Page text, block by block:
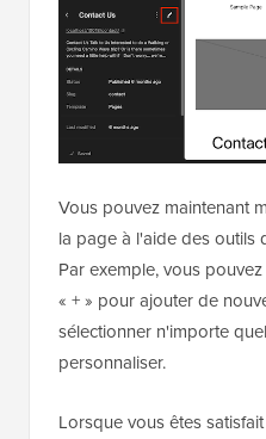
Vous pouvez maintenant
la page à l'aide des outils
Par exemple, vous
« + » pour ajouter de
sélectionner n'importe
personnaliser.
Lorsque vous êtes